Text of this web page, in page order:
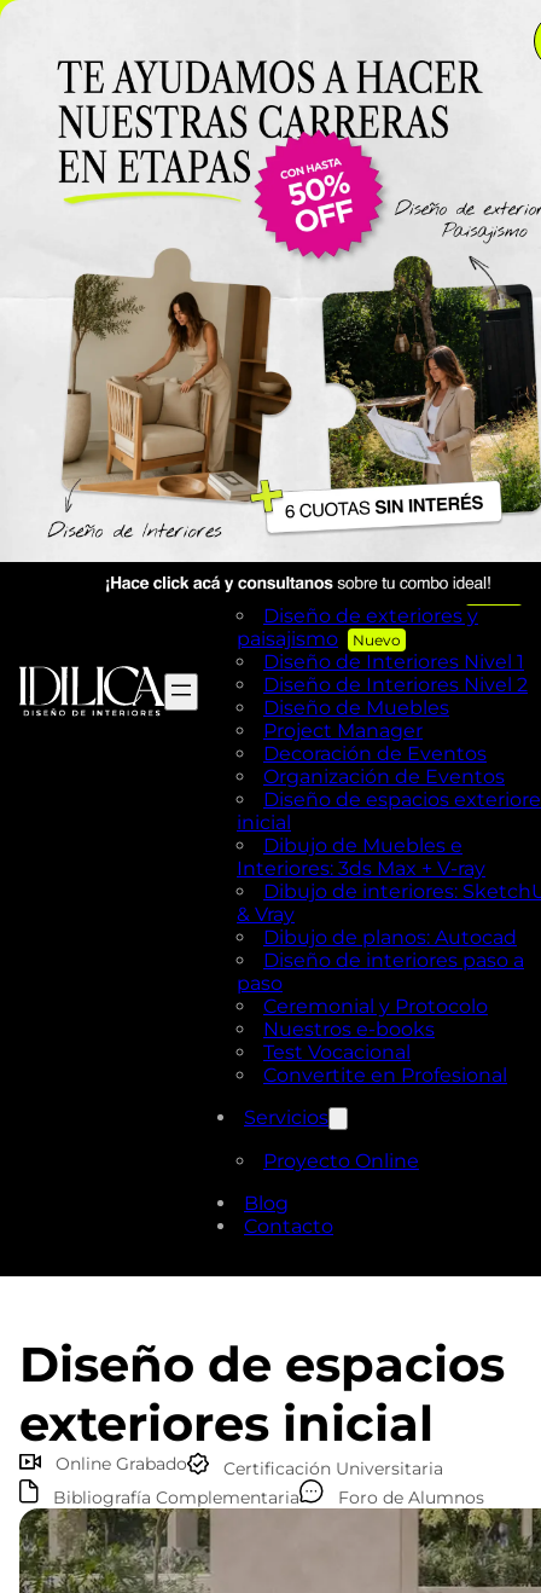
el curso acá!
Viajes
The New York Design
Carreras / Diplomaturas
Carrera de Diseño de
Exteriores y Paisajismo
Carrera en Diseño de
UTN
Carrera en Interiorismo UTN
Carrera de Organización y
Decoración de Eventos UTN
Cursos
AutoCAD en Diseño de
exteriores y Paisajismo
Diseño de exteriores y
paisajismo
Diseño de Interiores Nivel 1
Diseño de Interiores Nivel 2
Diseño de Muebles
Project Manager
Decoración de Eventos
Organización de Eventos
Diseño de espacios
inicial
Dibujo de Muebles e
Interiores: 3ds Max + V-ray
Dibujo de interiores:
& Vray
Dibujo de planos: Autocad
Diseño de interiores paso a
paso
Ceremonial y Protocolo
Nuestros e-books
Test Vocacional
Convertite en Profesional
Servicios
Proyecto Online
Blog
Contacto
Diseño de espacios
exteriores inicial
Online Grabado
Certificación Universitaria
Bibliografía Complementaria
Foro de Alumnos